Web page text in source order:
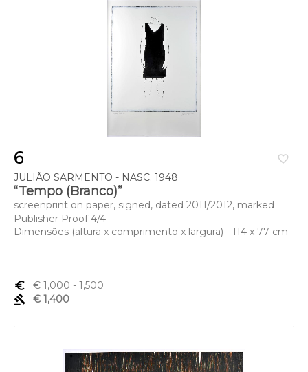
favorite_border
6
JULIÃO SARMENTO - NASC. 1948
“Tempo (Branco)”
screenprint on paper, signed, dated 2011/2012, marked
Publisher Proof 4/4
Dimensões (altura x comprimento x largura) - 114 x 77 cm
euro_symbol € 1,000 - 1,500
gavel
€ 1,400